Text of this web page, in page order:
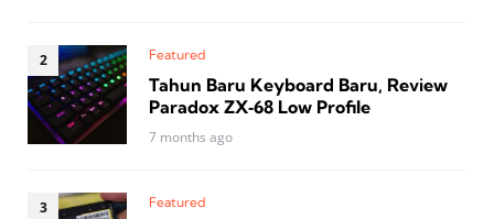
Featured
Tahun Baru Keyboard Baru, Review
Paradox ZX‑68 Low Profile
7 months ago
Featured